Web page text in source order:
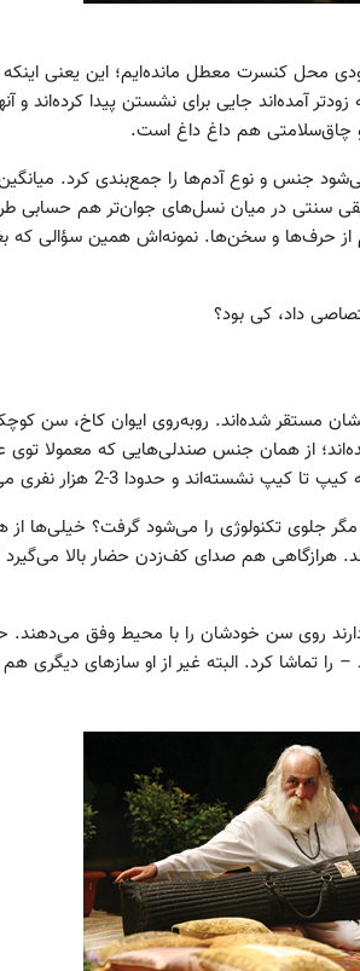
محل کنسرت معطل مانده‌ایم؛ این یعنی اینکه
آمده‌اند جایی برای نشستن پیدا کرده‌اند و
چاق‌سلامتی هم داغ داغ است.
جنس و نوع آدم‌ها را جمع‌بندی کرد.
سنتی در میان نسل‌های جوان‌تر هم حسابی
از حرف‌ها و سخن‌ها. نمونه‌اش همین سؤالی که
داد، کی بود؟
جاهایشان مستقر شده‌اند. روبه‌روی ایوان کاخ، سن
از همان جنس صندلی‌هایی که معمولا
و حدودا 3-2 هزار نفری می‌شوند.
جلوی تکنولوژی را می‌شود گرفت؟ خیلی‌ها از
هرازگاهی هم صدای کف‌زدن حضار بالا
روی سن خودشان را با محیط وفق می‌دهند.
تماشا کرد. البته غیر از او سازهای دیگری